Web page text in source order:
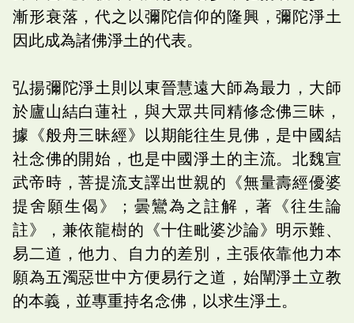
漸形衰落，代之以彌陀信仰的隆興，彌陀淨土
因此成為諸佛淨土的代表。
弘揚彌陀淨土則以東晉慧遠大師為最力，大師
於廬山結白蓮社，與大眾共同精修念佛三昧，
據《般舟三昧經》以期能往生見佛，是中國結
社念佛的開始，也是中國淨土的主流。北魏宣
武帝時，菩提流支譯出世親的《無量壽經優婆
提舍願生偈》；曇鸞為之註解，著《往生論
註》，兼依龍樹的《十住毗婆沙論》明示難、
易二道，他力、自力的差別，主張依靠他力本
願為五濁惡世中方便易行之道，始闡淨土立教
的本義，並專重持名念佛，以求生淨土。